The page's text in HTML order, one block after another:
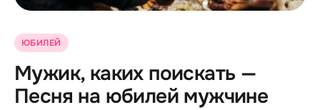
ЮБИЛЕЙ
Мужик, каких поискать —
Песня на юбилей мужчине